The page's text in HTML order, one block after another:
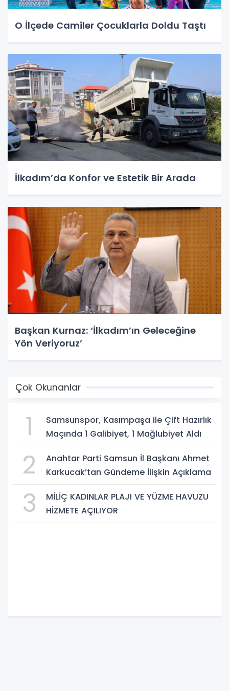
O İlçede Camiler Çocuklarla Doldu Taştı
İlkadım’da Konfor ve Estetik Bir Arada
Başkan Kurnaz: ‘İlkadım’ın Geleceğine
Yön Veriyoruz’
Çok Okunanlar
1
Samsunspor, Kasımpaşa ile Çift Hazırlık
Maçında 1 Galibiyet, 1 Mağlubiyet Aldı
2
Anahtar Parti Samsun İl Başkanı Ahmet
Karkucak’tan Gündeme İlişkin Açıklama
3
MİLİÇ KADINLAR PLAJI VE YÜZME HAVUZU
HİZMETE AÇILIYOR